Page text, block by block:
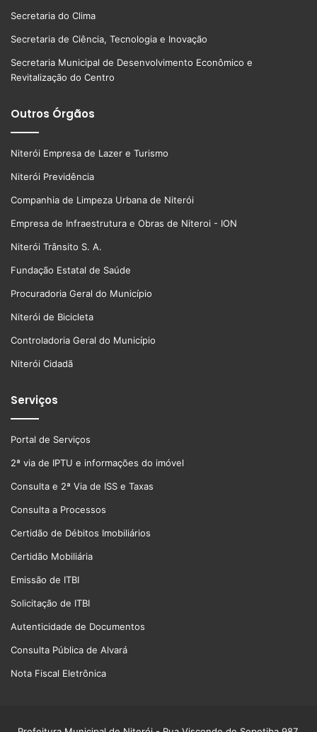
Secretaria do Clima
Secretaria de Ciência, Tecnologia e Inovação
Secretaria Municipal de Desenvolvimento Econômico e
Revitalização do Centro
Outros Órgãos
Niterói Empresa de Lazer e Turismo
Niterói Previdência
Companhia de Limpeza Urbana de Niterói
Empresa de Infraestrutura e Obras de Niteroi - ION
Niterói Trânsito S. A.
Fundação Estatal de Saúde
Procuradoria Geral do Município
Niterói de Bicicleta
Controladoria Geral do Município
Niterói Cidadã
Serviços
Portal de Serviços
2ª via de IPTU e informações do imóvel
Consulta e 2ª Via de ISS e Taxas
Consulta a Processos
Certidão de Débitos Imobiliários
Certidão Mobiliária
Emissão de ITBI
Solicitação de ITBI
Autenticidade de Documentos
Consulta Pública de Alvará
Nota Fiscal Eletrônica